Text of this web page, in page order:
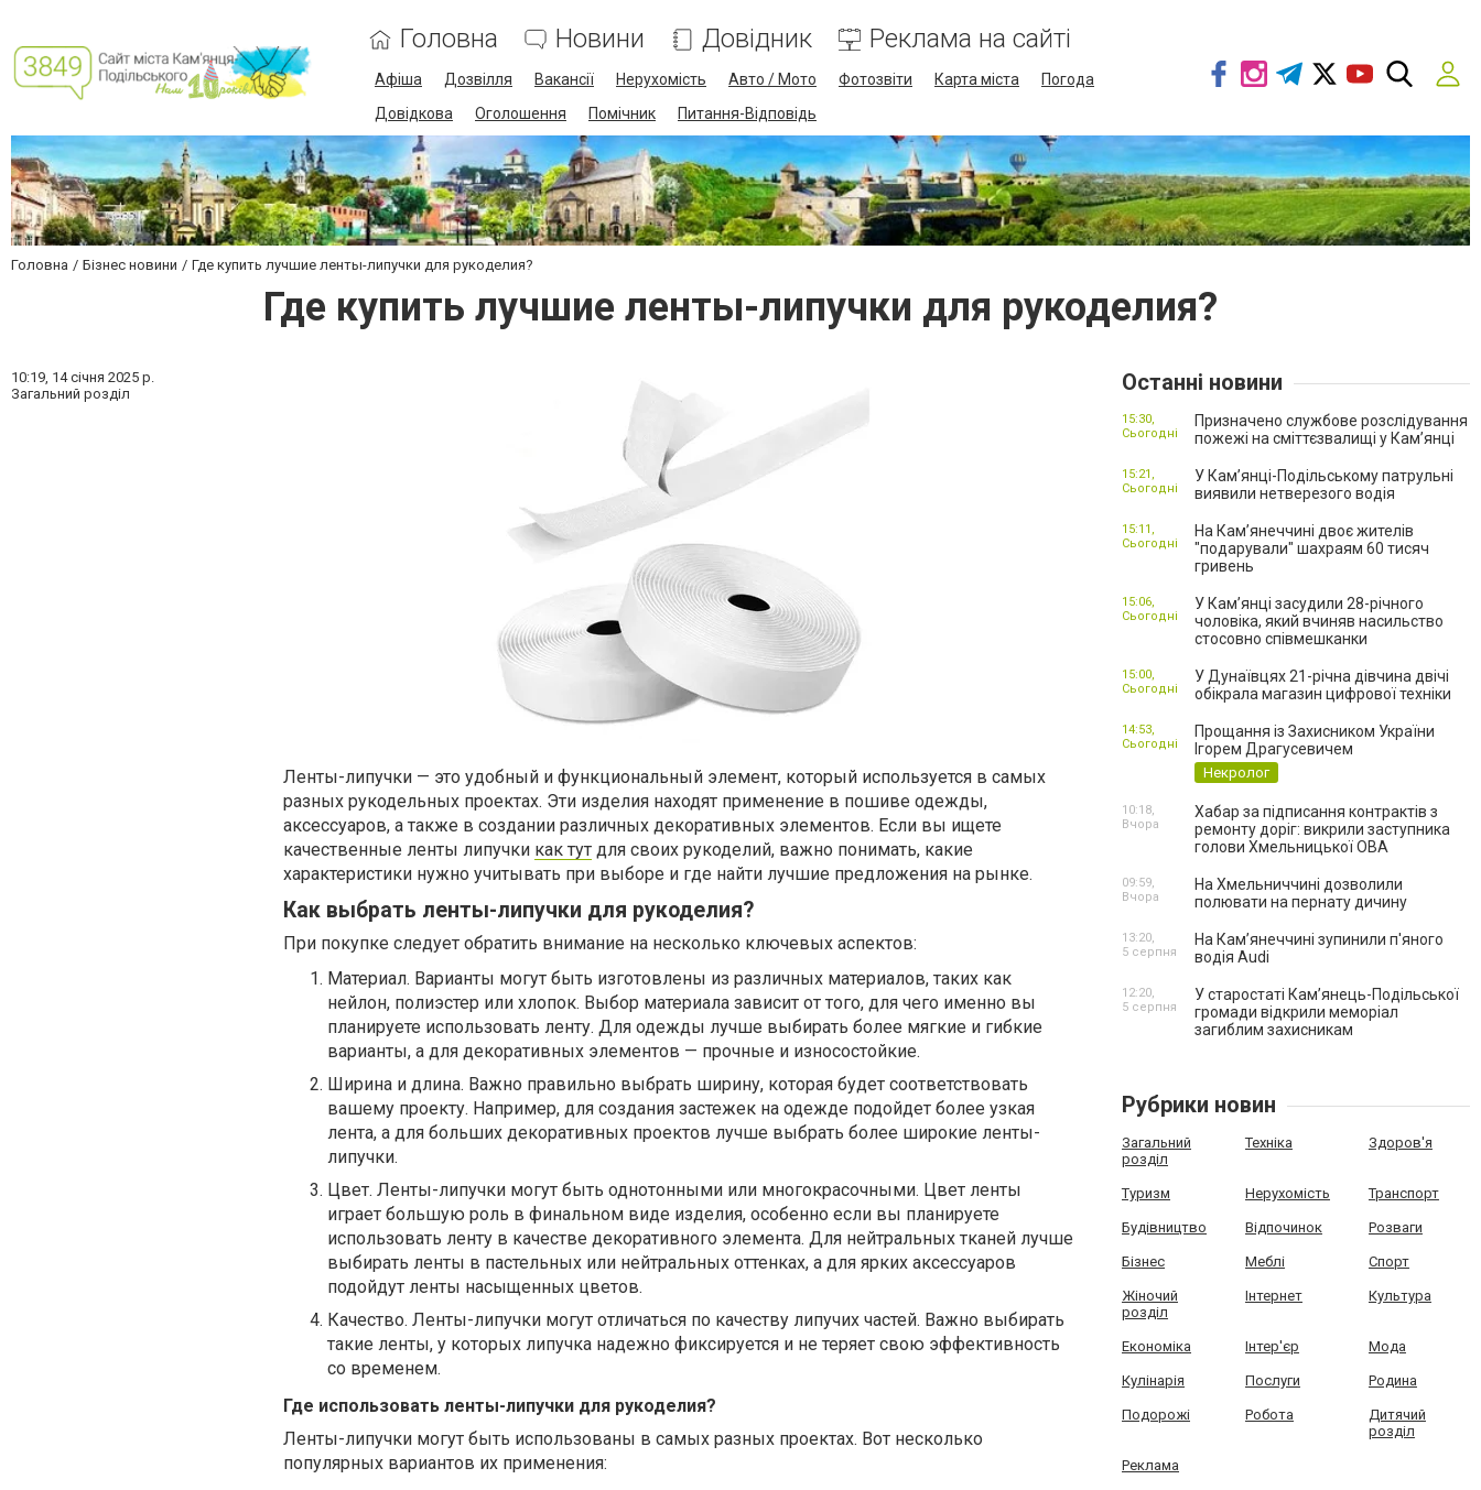
Головна Новини Довідник Реклама на сайті
Афіша Дозвілля Вакансії Нерухомість Авто / Мото Фотозвіти Карта міста
Погода
Довідкова
Оголошення Помічник Питання-Відповідь
Головна Бізнес новини Где купить лучшие ленты-липучки для рукоделия?
Где купить лучшие ленты-липучки для рукоделия?
10:19, 14 січня 2025 р.
Загальний розділ
Ленты-липучки — это удобный и функциональный элемент, который используется в самых
разных рукодельных проектах. Эти изделия находят применение в пошиве одежды,
аксессуаров, а также в создании различных декоративных элементов. Если вы ищете
качественные ленты липучки как тут для своих рукоделий, важно понимать, какие
характеристики нужно учитывать при выборе и где найти лучшие предложения на рынке.
Как выбрать ленты-липучки для рукоделия?
При покупке следует обратить внимание на несколько ключевых аспектов:
Материал. Варианты могут быть изготовлены из различных материалов, таких как
нейлон, полиэстер или хлопок. Выбор материала зависит от того, для чего именно вы
планируете использовать ленту. Для одежды лучше выбирать более мягкие и гибкие
варианты, а для декоративных элементов — прочные и износостойкие.
Ширина и длина. Важно правильно выбрать ширину, которая будет соответствовать
вашему проекту. Например, для создания застежек на одежде подойдет более узкая
лента, а для больших декоративных проектов лучше выбрать более широкие ленты-
липучки.
Цвет. Ленты-липучки могут быть однотонными или многокрасочными. Цвет ленты
играет большую роль в финальном виде изделия, особенно если вы планируете
использовать ленту в качестве декоративного элемента. Для нейтральных тканей лучше
выбирать ленты в пастельных или нейтральных оттенках, а для ярких аксессуаров
подойдут ленты насыщенных цветов.
Качество. Ленты-липучки могут отличаться по качеству липучих частей. Важно выбирать
такие ленты, у которых липучка надежно фиксируется и не теряет свою эффективность
со временем.
Где использовать ленты-липучки для рукоделия?
Ленты-липучки могут быть использованы в самых разных проектах. Вот несколько
популярных вариантов их применения:
Останні новини
Призначено службове розслідування
пожежі на сміттєзвалищі у Кам’янці
15:30,
Сьогодні
У Кам’янці-Подільському патрульні
виявили нетверезого водія
15:21,
Сьогодні
На Камʼянеччині двоє жителів
"подарували" шахраям 60 тисяч
гривень
15:11,
Сьогодні
У Камʼянці засудили 28-річного
чоловіка, який вчиняв насильство
стосовно співмешканки
15:06,
Сьогодні
У Дунаївцях 21-річна дівчина двічі
обікрала магазин цифрової техніки
15:00,
Сьогодні
Прощання із Захисником України
Ігорем Драгусевичем
Некролог
14:53,
Сьогодні
Хабар за підписання контрактів з
ремонту доріг: викрили заступника
голови Хмельницької ОВА
10:18,
Вчора
На Хмельниччині дозволили
полювати на пернату дичину
09:59,
Вчора
На Камʼянеччині зупинили п'яного
водія Audi
13:20,
5 серпня
У старостаті Кам’янець-Подільської
громади відкрили меморіал
загиблим захисникам
12:20,
5 серпня
Рубрики новин
Загальний
розділ
Техніка Здоров'я
Туризм Нерухомість Транспорт
Будівництво Відпочинок Розваги
Бізнес Меблі Спорт
Жіночий
розділ
Інтернет Культура
Економіка Інтер'єр Мода
Кулінарія Послуги Родина
Подорожі Робота
Дитячий
розділ
Реклама